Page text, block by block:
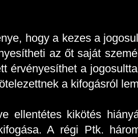
hogy a kezes a
az őt saját
érvényesíthet a
a kifogásról
ellentétes kikötés
A régi Ptk.